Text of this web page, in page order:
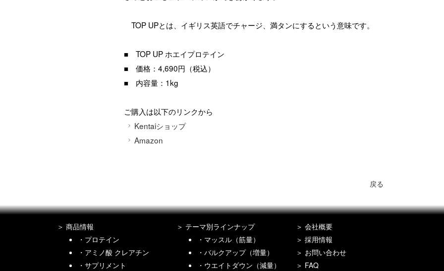
TOP UPとは、イギリス英語でチャージ、満タンにするという意味です。
■ TOP UP ホエイプロテイン
■ 価格：4,690円（税込）
■ 内容量：1kg
ご購入は以下のリンクから
Kentaiショップ
Amazon
戻る
商品情報
プロテイン
アミノ酸 クレアチン
サプリメント
テーマ別ラインナップ
マッスル（筋量）
バルクアップ（増量）
ウエイトダウン（減量）
会社概要
採用情報
お問い合わせ
FAQ